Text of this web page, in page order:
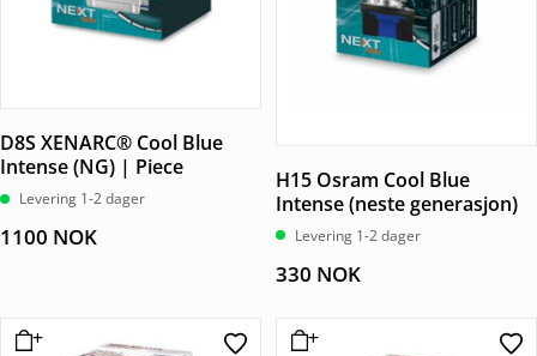
D8S XENARC® Cool Blue
Intense (NG) | Piece
Levering 1-2 dager
1100 NOK
H15 Osram Cool Blue
Intense (neste generasjon)
Levering 1-2 dager
330 NOK